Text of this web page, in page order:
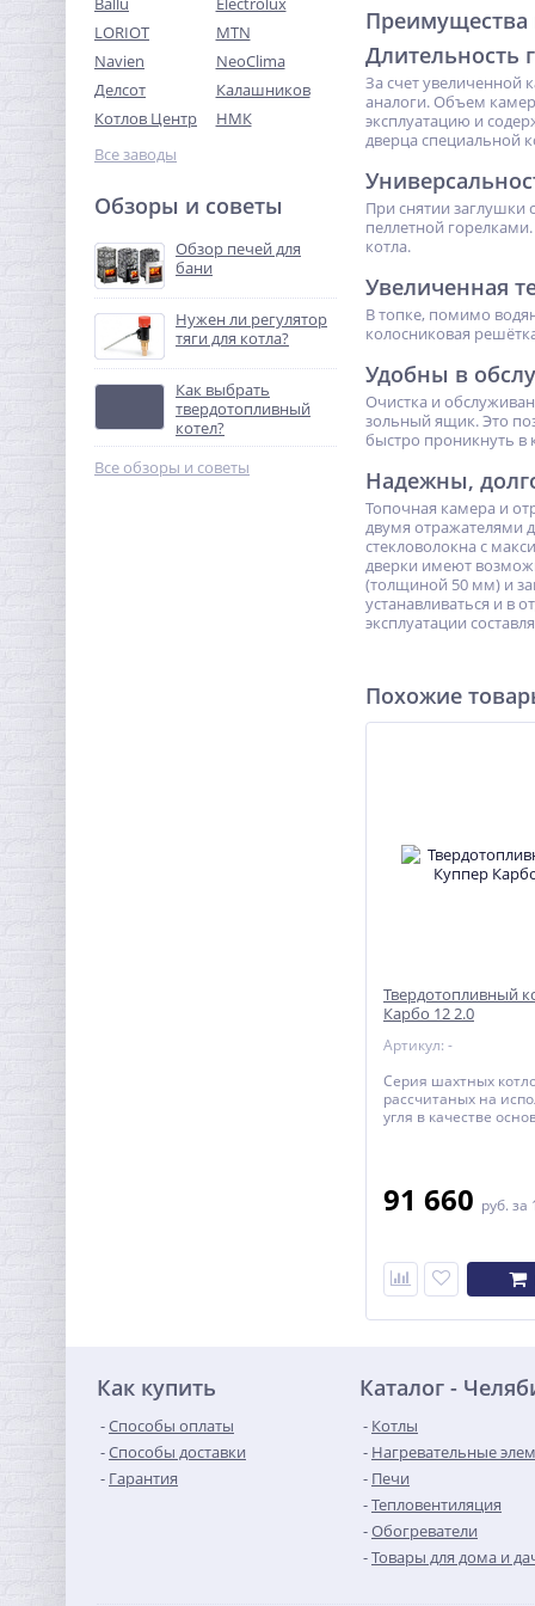
LORIOT
MTN
Navien
NeoClima
Делсот
Калашников
Котлов Центр
НМК
Все заводы
Обзоры и советы
Обзор печей для
бани
Нужен ли регулятор
тяги для котла?
Как выбрать
твердотопливный
котел?
Все обзоры и советы
Преимущества
Длительность
За счет увеличенной
аналоги. Объем
эксплуатацию и
дверца специальной
При снятии заглушки
пеллетной
котла.
Увеличенная
В топке, помимо
колосниковая
Удобны в
Очистка и
зольный ящик. Это
быстро проникнуть в
Надежны,
Топочная камера и
двумя отражателями
стекловолокна с
дверки имеют
(толщиной 50 мм) и
устанавливаться и в
эксплуатации
Похожие
Твердотопливный
Карбо 12 2.0
Артикул: -
Серия шахтных
рассчитаных на
угля в качестве
91 660 руб. за
Как купить
Способы оплаты
Способы доставки
Гарантия
Каталог -
Котлы
Нагревательные
Печи
Тепловентиляция
Обогреватели
Товары для дома и